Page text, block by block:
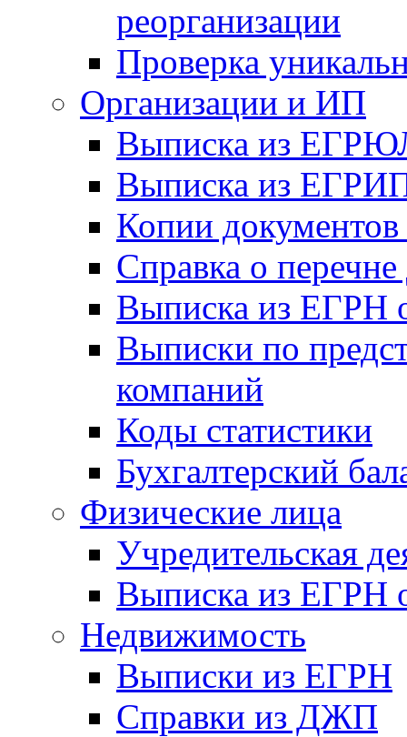
реорганизации
Проверка
Организации и ИП
Выписка из
Выписка из
Копии документов
Справка о
Выписка из ЕГРН
Выписки по
компаний
Коды статистики
Бухгалтерский
Физические лица
Учредительская
Выписка из ЕГРН
Недвижимость
Выписки из ЕГРН
Справки из ДЖП